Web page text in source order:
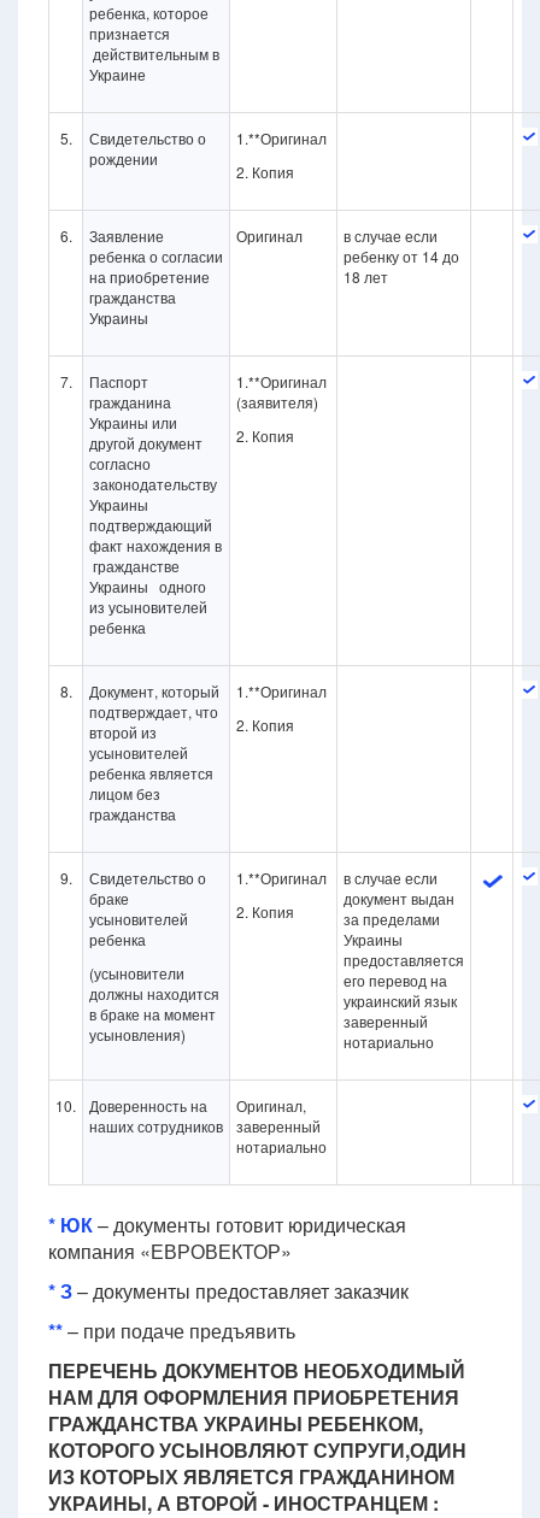
ребенка, которое
признается
действительным в
Украине
5.
Свидетельство о
рождении
1.**Оригинал
2. Копия
6.
Заявление
ребенка о согласии
на приобретение
гражданства
Украины
Оригинал
в случае если
ребенку от 14 до
18 лет
7.
Паспорт
гражданина
Украины или
другой документ
согласно
законодательству
Украины
подтверждающий
факт нахождения в
гражданстве
Украины одного
из усыновителей
ребенка
1.**Оригинал
(заявителя)
2. Копия
8.
Документ, который
подтверждает, что
второй из
усыновителей
ребенка является
лицом без
гражданства
1.**Оригинал
2. Копия
9.
Свидетельство о
браке
усыновителей
ребенка
(усыновители
должны находится
в браке на момент
усыновления)
1.**Оригинал
2. Копия
в случае если
документ выдан
за пределами
Украины
предоставляется
его перевод на
украинский язык
заверенный
нотариально
10.
Доверенность на
наших сотрудников
Оригинал,
заверенный
нотариально
* ЮК– документы готовит юридическая
компания «ЕВРОВЕКТОР»
* З– документы предоставляет заказчик
**– при подаче предъявить
ПЕРЕЧЕНЬ ДОКУМЕНТОВ НЕОБХОДИМЫЙ
НАМ ДЛЯ ОФОРМЛЕНИЯ ПРИОБРЕТЕНИЯ
ГРАЖДАНСТВА УКРАИНЫ РЕБЕНКОМ,
КОТОРОГО УСЫНОВЛЯЮТ СУПРУГИ,ОДИН
ИЗ КОТОРЫХ ЯВЛЯЕТСЯ ГРАЖДАНИНОМ
УКРАИНЫ, А ВТОРОЙ - ИНОСТРАНЦЕМ :